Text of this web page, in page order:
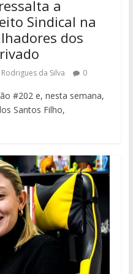
a
Sindical na
dos
Rodrigues da Silva 0
#202 e, nesta semana,
Santos Filho,